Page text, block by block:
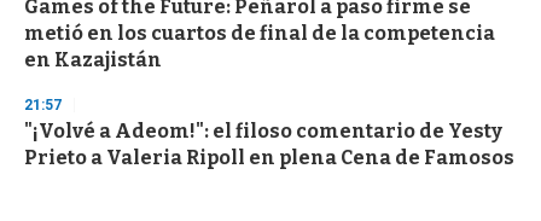
Games of the Future: Peñarol a paso firme se
metió en los cuartos de final de la competencia
en Kazajistán
21:57
"¡Volvé a Adeom!": el filoso comentario de Yesty
Prieto a Valeria Ripoll en plena Cena de Famosos